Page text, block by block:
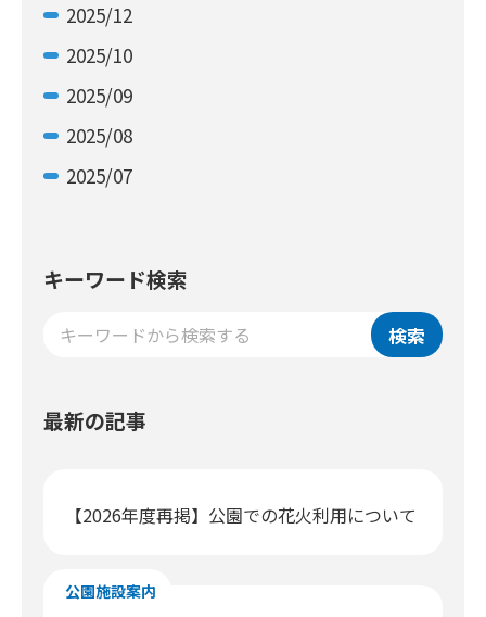
2025/12
2025/10
2025/09
2025/08
2025/07
キーワード検索
検索
最新の記事
【2026年度再掲】公園での花火利用について
公園施設案内